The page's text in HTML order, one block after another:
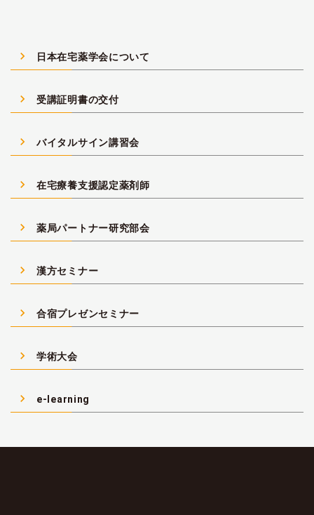
navigate_next 日本在宅薬学会について
navigate_next 受講証明書の交付
navigate_next バイタルサイン講習会
navigate_next 在宅療養支援認定薬剤師
navigate_next 薬局パートナー研究部会
navigate_next 漢方セミナー
navigate_next 合宿プレゼンセミナー
navigate_next 学術大会
navigate_next e-learning